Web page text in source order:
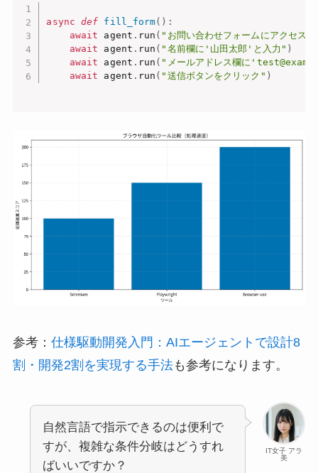
async def fill_form( ) :
await agent . run ( "お問い合わせフォームにアクセス"
await agent . run ( "名前欄に'山田太郎'と入力" )
await agent . run ( "メールアドレス欄に
await agent . run ( "送信ボタンをクリック" )
参考： 仕様駆動開発入門：AIエージェントで設計8
割・開発2割を実現する手法も参考になります。
IT女子 アラ
美
自然言語で指示できるのは便利で
すが、複雑な条件分岐はどうすれ
ばいいですか？